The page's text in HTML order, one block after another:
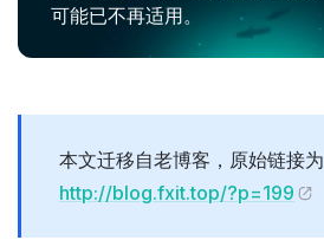
可能已不再适用。
本文迁移自老博客，原始链接为
http://blog.fxit.top/?p=199